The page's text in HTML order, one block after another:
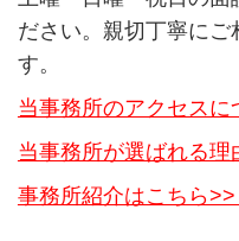
ださい。親切丁寧にご
す。
当事務所のアクセスに
当事務所が選ばれる理
事務所紹介はこちら>>